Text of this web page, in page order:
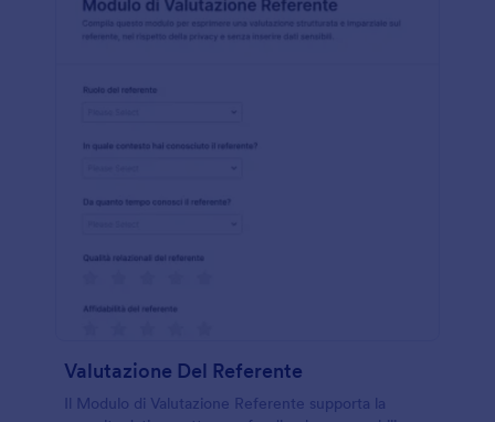
Valutazione Del Referente
Il Modulo di Valutazione Referente supporta la